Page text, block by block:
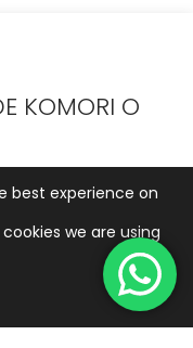
KOMORI O
best experience on
we are using
Cookie Banner